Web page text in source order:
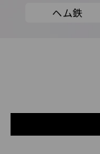
ヘム鉄